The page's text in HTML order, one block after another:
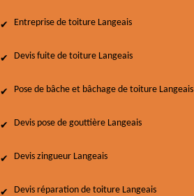
Entreprise de toiture Langeais
Devis fuite de toiture Langeais
Pose de bâche et bâchage de toiture Langeais
Devis pose de gouttière Langeais
Devis zingueur Langeais
Devis réparation de toiture Langeais